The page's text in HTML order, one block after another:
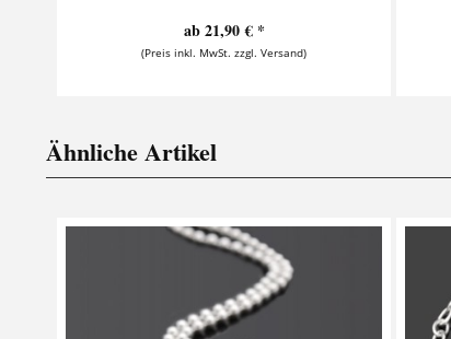
ab 21,90 € *
(Preis inkl. MwSt. zzgl. Versand)
Ähnliche Artikel